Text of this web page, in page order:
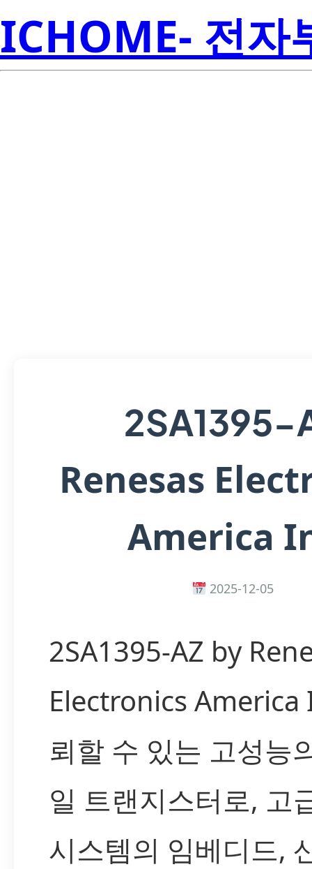
ICHOME- 전자
2SA1395-
Renesas
America
2025-12-05
2SA1395-AZ by
Electronics
뢰할 수 있는 고성능
일 트랜지스터로, 고
시스템의 임베디드,